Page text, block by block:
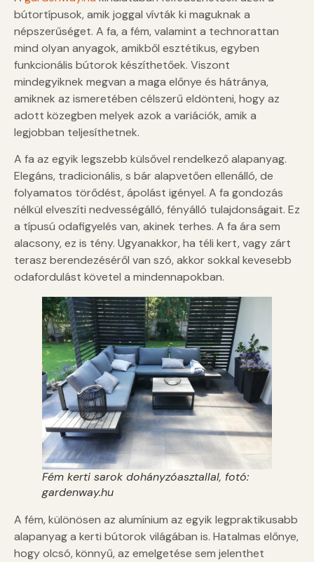
bútortípusok, amik joggal vívták ki maguknak a
népszerűséget. A fa, a fém, valamint a technorattan
mind olyan anyagok, amikből esztétikus, egyben
funkcionális bútorok készíthetőek. Viszont
mindegyiknek megvan a maga előnye és hátránya,
amiknek az ismeretében célszerű eldönteni, hogy az
adott közegben melyek azok a variációk, amik a
legjobban teljesíthetnek.
A fa az egyik legszebb külsővel rendelkező alapanyag.
Elegáns, tradicionális, s bár alapvetően ellenálló, de
folyamatos törődést, ápolást igényel. A fa gondozás
nélkül elveszíti nedvességálló, fényálló tulajdonságait. Ez
a típusú odafigyelés van, akinek terhes. A fa ára sem
alacsony, ez is tény. Ugyanakkor, ha téli kert, vagy zárt
terasz berendezéséről van szó, akkor sokkal kevesebb
odafordulást követel a mindennapokban.
Fém kerti sarok dohányzóasztallal, fotó:
gardenway.hu
A fém, különösen az alumínium az egyik legpraktikusabb
alapanyag a kerti bútorok világában is. Hatalmas előnye,
hogy olcsó, könnyű, az emelgetése sem jelenthet